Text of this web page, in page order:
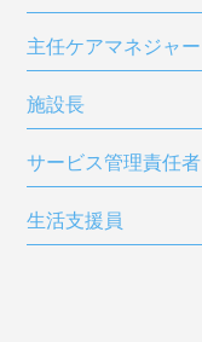
主任ケアマネジャー
施設長
サービス管理責任者
生活支援員